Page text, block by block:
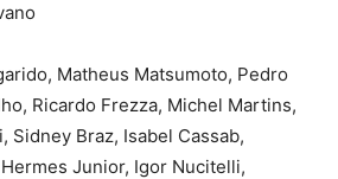
Matheus Matsumoto, Pedro
Ricardo Frezza, Michel Martins,
Sidney Braz, Isabel Cassab,
Junior, Igor Nucitelli,